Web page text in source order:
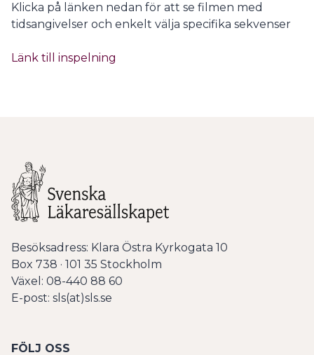
Klicka på länken nedan för att se filmen med
tidsangivelser och enkelt välja specifika sekvenser
Länk till inspelning
Besöksadress: Klara Östra Kyrkogata 10
Box 738 · 101 35 Stockholm
Växel: 08-440 88 60
E-post: sls(at)sls.se
FÖLJ OSS